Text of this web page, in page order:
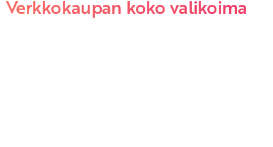
Verkkokaupan koko valikoima